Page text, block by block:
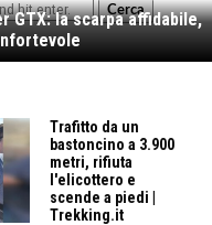
Cerca
GTX: la scarpa affidabile,
Trafitto da un
bastoncino a 3.900
metri, rifiuta
l'elicottero e
scende a piedi |
Trekking.it